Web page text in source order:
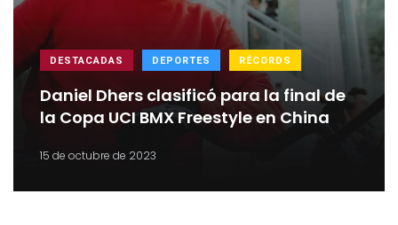
DESTACADAS DEPORTES RÉCORDS
Daniel Dhers clasificó para la final de
la Copa UCI BMX Freestyle en China
15 de octubre de 2023